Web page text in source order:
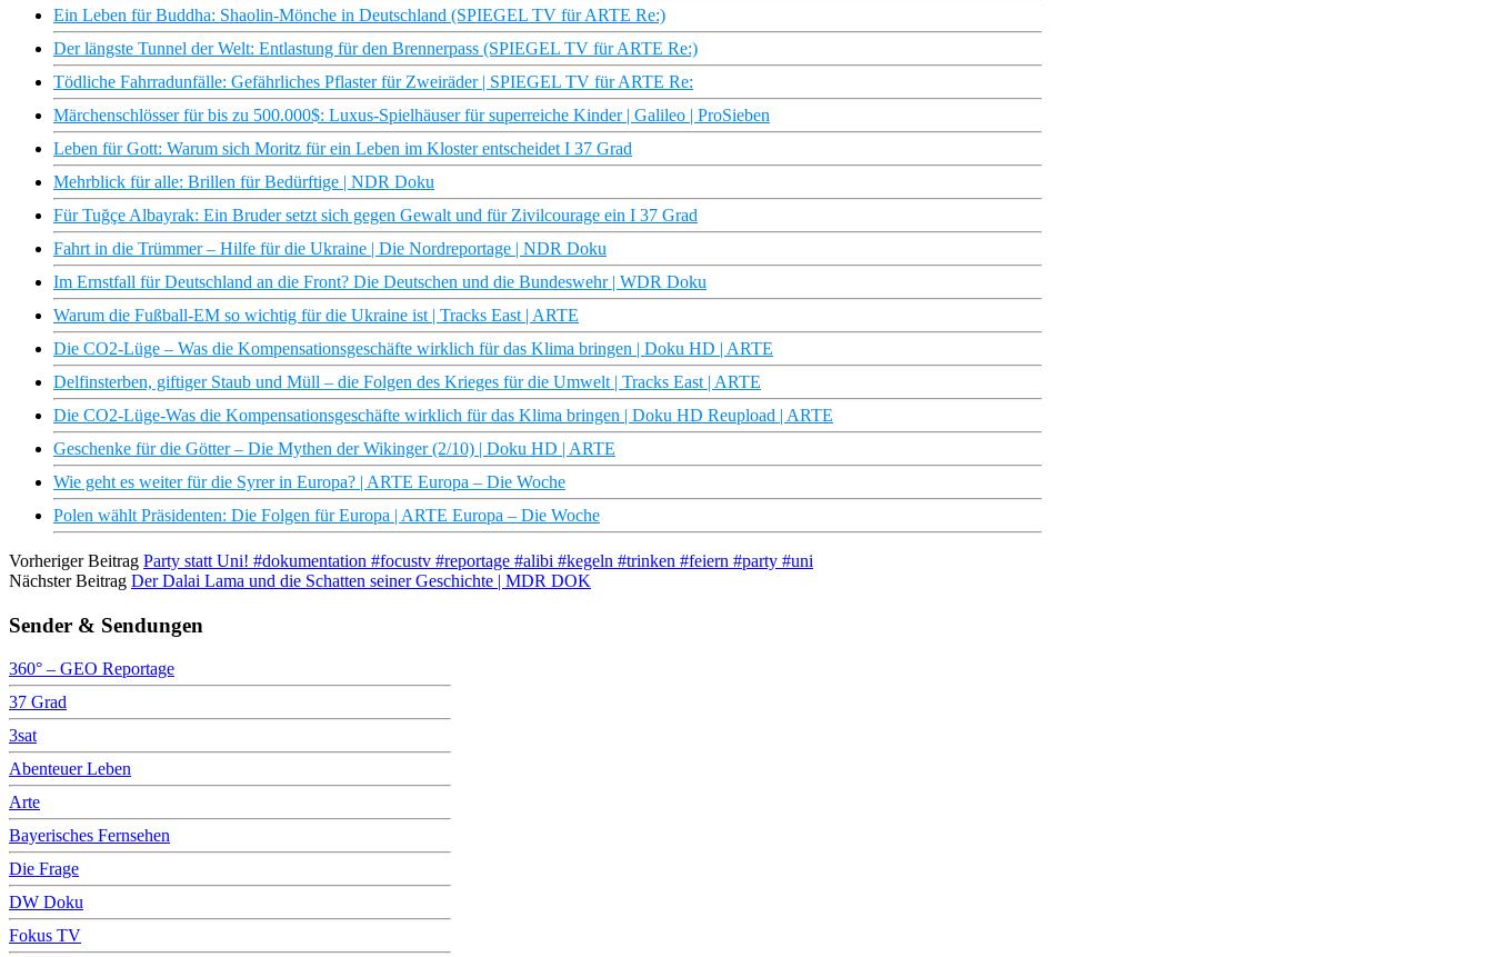
Ein Leben für Buddha: Shaolin-Mönche in Deutschland (SPIEGEL TV für ARTE Re:)
Der längste Tunnel der Welt: Entlastung für den Brennerpass (SPIEGEL TV für ARTE Re:)
Tödliche Fahrradunfälle: Gefährliches Pflaster für Zweiräder | SPIEGEL TV für ARTE Re:
Märchenschlösser für bis zu 500.000$: Luxus-Spielhäuser für superreiche Kinder | Galileo | ProSieben
Leben für Gott: Warum sich Moritz für ein Leben im Kloster entscheidet I 37 Grad
Mehrblick für alle: Brillen für Bedürftige | NDR Doku
Für Tuğçe Albayrak: Ein Bruder setzt sich gegen Gewalt und für Zivilcourage ein I 37 Grad
Fahrt in die Trümmer – Hilfe für die Ukraine | Die Nordreportage | NDR Doku
Im Ernstfall für Deutschland an die Front? Die Deutschen und die Bundeswehr | WDR Doku
Warum die Fußball-EM so wichtig für die Ukraine ist | Tracks East | ARTE
Die CO2-Lüge – Was die Kompensationsgeschäfte wirklich für das Klima bringen | Doku HD | ARTE
Delfinsterben, giftiger Staub und Müll – die Folgen des Krieges für die Umwelt | Tracks East | ARTE
Die CO2-Lüge-Was die Kompensationsgeschäfte wirklich für das Klima bringen | Doku HD Reupload | ARTE
Geschenke für die Götter – Die Mythen der Wikinger (2/10) | Doku HD | ARTE
Wie geht es weiter für die Syrer in Europa? | ARTE Europa – Die Woche
Polen wählt Präsidenten: Die Folgen für Europa | ARTE Europa – Die Woche
Vorheriger Beitrag Party statt Uni! #dokumentation #focustv #reportage #alibi #kegeln #trinken #feiern #party #uni
Nächster Beitrag Der Dalai Lama und die Schatten seiner Geschichte | MDR DOK
Sender & Sendungen
360° – GEO Reportage
37 Grad
3sat
Abenteuer Leben
Arte
Bayerisches Fernsehen
Die Frage
DW Doku
Fokus TV